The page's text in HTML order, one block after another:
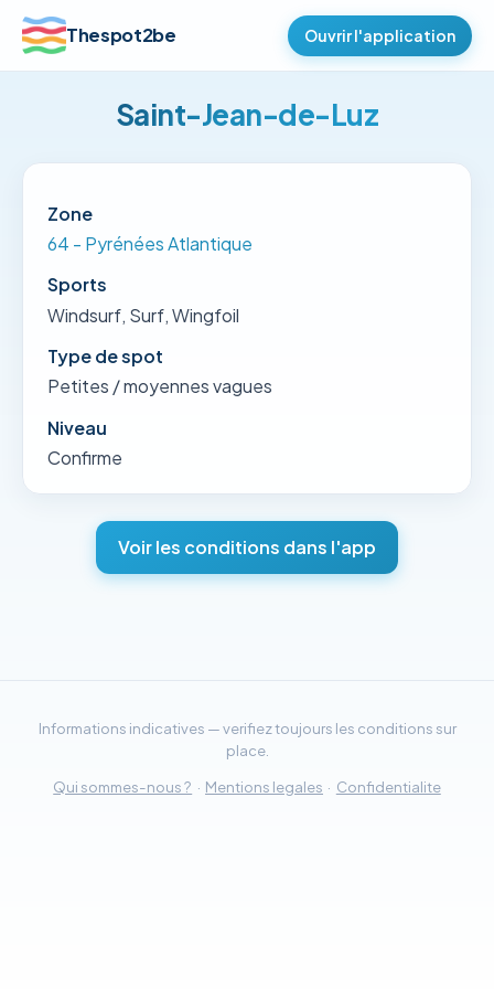
Thespot2be Ouvrir l'application
Saint-Jean-de-Luz
Zone
64 - Pyrénées Atlantique
Sports
Windsurf, Surf, Wingfoil
Type de spot
Petites / moyennes vagues
Niveau
Confirme
Voir les conditions dans l'app
Informations indicatives — verifiez toujours les conditions sur
place.
Qui sommes-nous ? · Mentions legales · Confidentialite